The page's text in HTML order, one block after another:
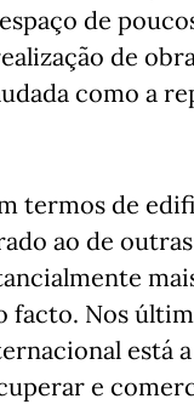
de
de
como a
termos de
ao de
Nos
está
e